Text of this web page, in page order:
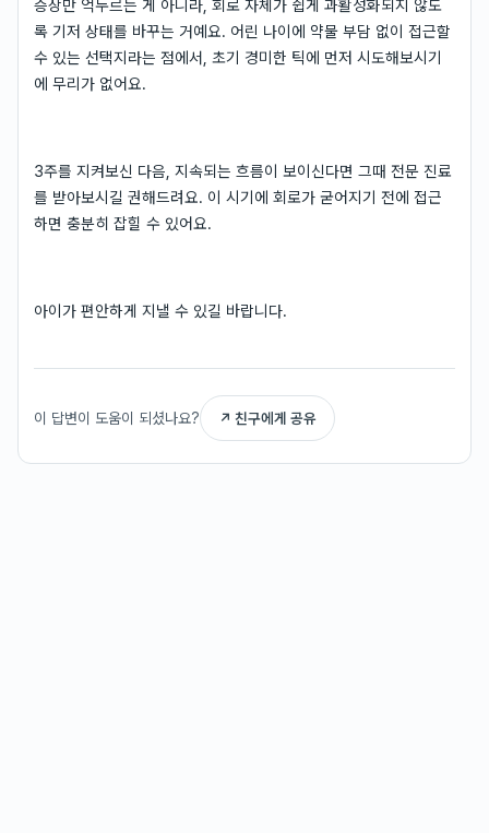
증상만 억누르는 게 아니라, 회로 자체가 쉽게 과활성화되지 않도
록 기저 상태를 바꾸는 거예요. 어린 나이에 약물 부담 없이 접근할
수 있는 선택지라는 점에서, 초기 경미한 틱에 먼저 시도해보시기
에 무리가 없어요.
3주를 지켜보신 다음, 지속되는 흐름이 보이신다면 그때 전문 진료
를 받아보시길 권해드려요. 이 시기에 회로가 굳어지기 전에 접근
하면 충분히 잡힐 수 있어요.
아이가 편안하게 지낼 수 있길 바랍니다.
이 답변이 도움이 되셨나요? ↗ 친구에게 공유